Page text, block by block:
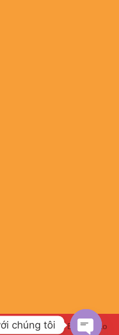
Đồng phục - Bảo hộ lao
chúng tôi